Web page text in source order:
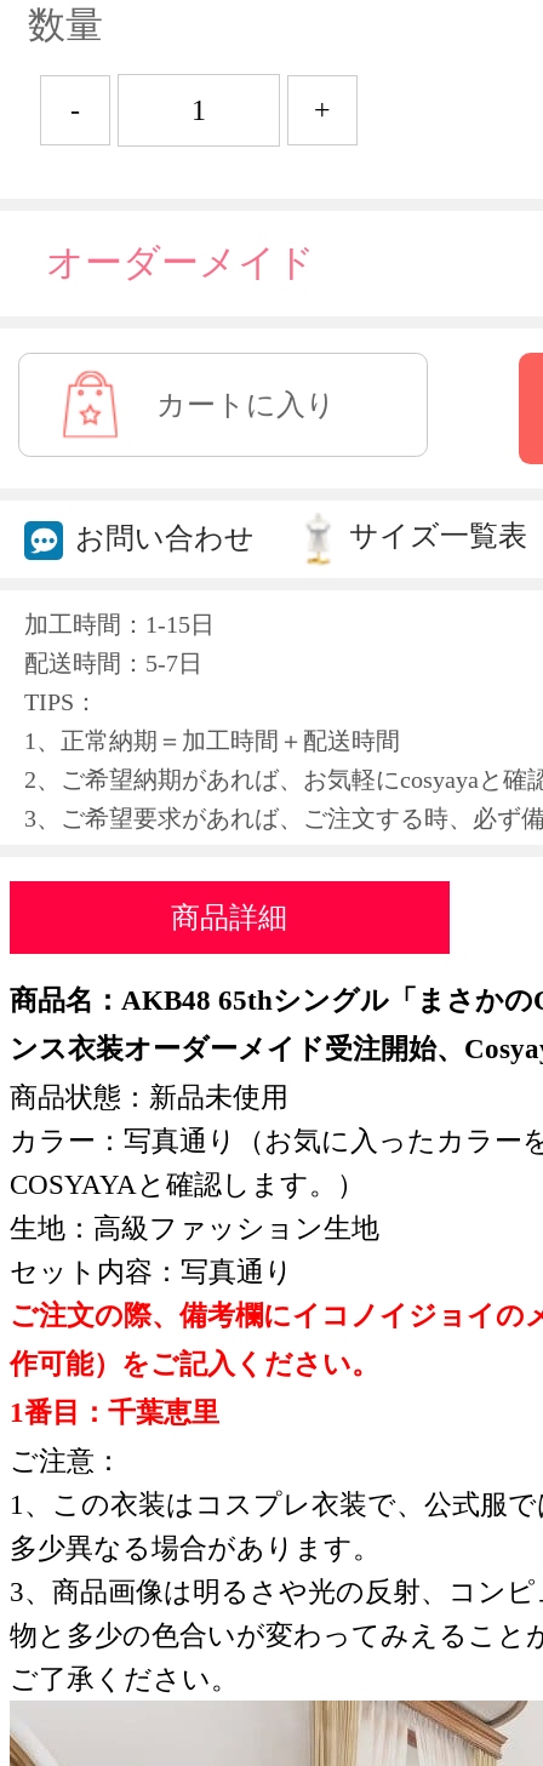
数量
- +
オーダーメイド
お問い合わせ サイズ一覧表
加工時間：1-15日
配送時間：5-7日
TIPS：
1、正常納期＝加工時間＋配送時間
2、ご希望納期があれば、お気軽にcosyayaと確
3、ご希望要求があれば、ご注文する時、必ず
商品詳細
商品名 ： AKB48 65thシングル「まさかの
ンス衣装オーダーメイド受注開始、
商品状態：新品未使用
カラー：写真通り（お気に入ったカラー
COSYAYAと確認します。）
生地：高級ファッション生地
セット内容：写真通り
ご注文の際、備考欄にイコノイジョイの
作可能）をご記入ください。
1番目：千葉恵里
ご注意：
1、この衣装はコスプレ衣装で、公式服
多少異なる場合があります。
3、商品画像は明るさや光の反射、コン
物と多少の色合いが変わってみえること
ご了承ください。